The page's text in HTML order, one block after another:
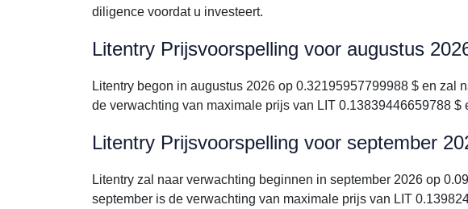
diligence voordat u investeert.
Litentry Prijsvoorspelling voor augustus
Litentry begon in augustus 2026 op 0.32195957799988 $ en
de verwachting van maximale prijs van LIT 0.13839446659788
Litentry Prijsvoorspelling voor september
Litentry zal naar verwachting beginnen in september 2026 op
september is de verwachting van maximale prijs van LIT